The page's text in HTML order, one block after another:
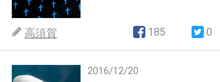
高須賀 185 0
2016/12/20